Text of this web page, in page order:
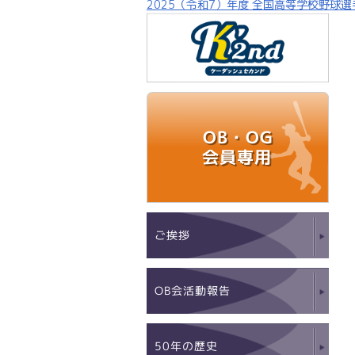
2025（令和7）年度 全国高等学校野球
OB・OG
会員専用
ご挨拶
OB会活動報告
50年の歴史